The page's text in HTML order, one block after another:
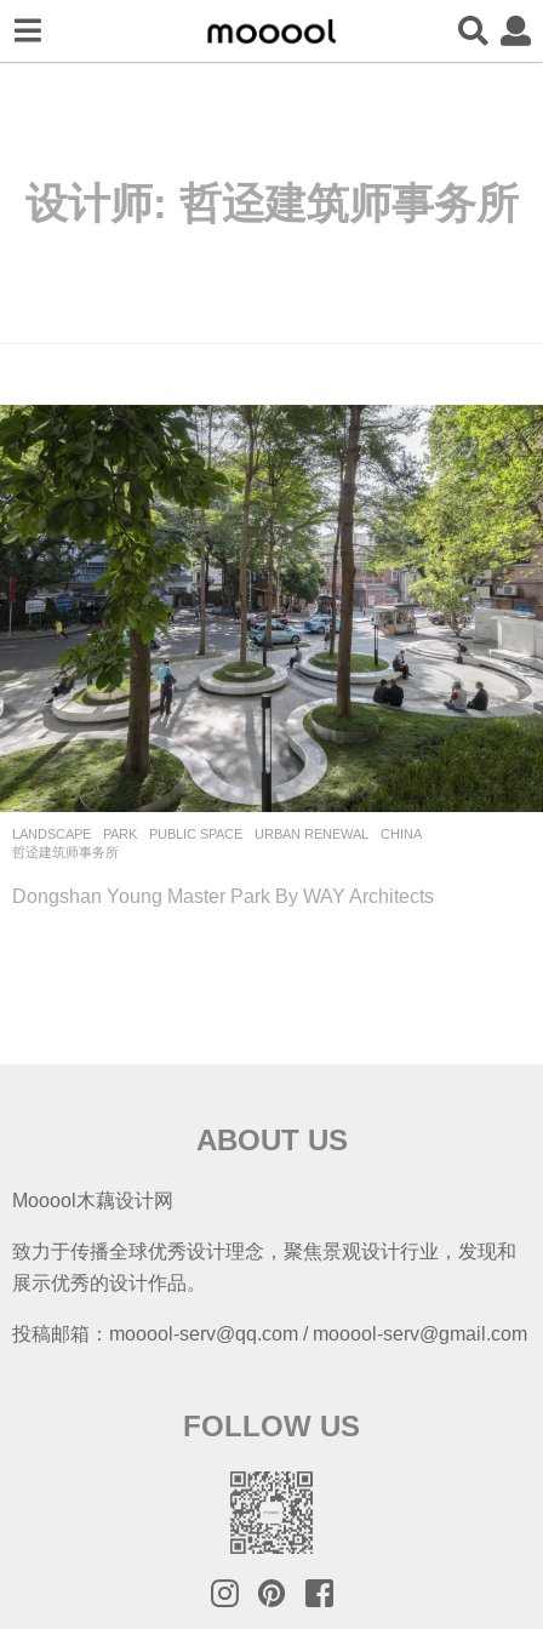
设计师: 哲迳建筑师事务所
LANDSCAPE PARK ,PUBLIC SPACE ,URBAN RENEWAL
CHINA
哲迳建筑师事务所
Dongshan Young Master Park By WAY Architects
ABOUT US
Mooool木藕设计网
致力于传播全球优秀设计理念，聚焦景观设计行业，发现和
展示优秀的设计作品。
投稿邮箱：mooool-serv@qq.com / mooool-serv@gmail.com
FOLLOW US